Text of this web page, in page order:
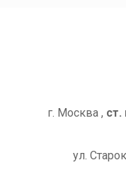
г. Москва , ст.
ул.